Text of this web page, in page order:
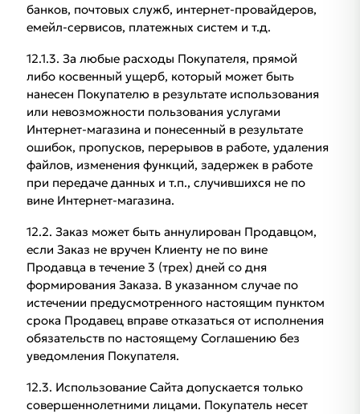
банков, почтовых служб, интернет-провайдеров,
емейл-сервисов, платежных систем и т.д.
12.1.3. За любые расходы Покупателя, прямой
либо косвенный ущерб, который может быть
нанесен Покупателю в результате использования
или невозможности пользования услугами
Интернет-магазина и понесенный в результате
ошибок, пропусков, перерывов в работе, удаления
файлов, изменения функций, задержек в работе
при передаче данных и т.п., случившихся не по
вине Интернет-магазина.
12.2. Заказ может быть аннулирован Продавцом,
если Заказ не вручен Клиенту не по вине
Продавца в течение 3 (трех) дней со дня
формирования Заказа. В указанном случае по
истечении предусмотренного настоящим пунктом
срока Продавец вправе отказаться от исполнения
обязательств по настоящему Соглашению без
уведомления Покупателя.
12.3. Использование Сайта допускается только
совершеннолетними лицами. Покупатель несет